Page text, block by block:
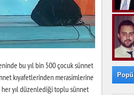
bu yıl bin 500 çocuk sünnet
kıyafetlerinden merasimlerine
her yıl düzenlediği toplu sünnet